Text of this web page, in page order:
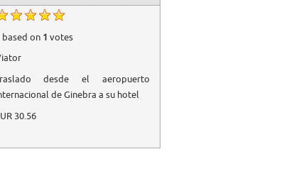
based on 1 votes
desde el aeropuerto
de Ginebra a su hotel
30.56